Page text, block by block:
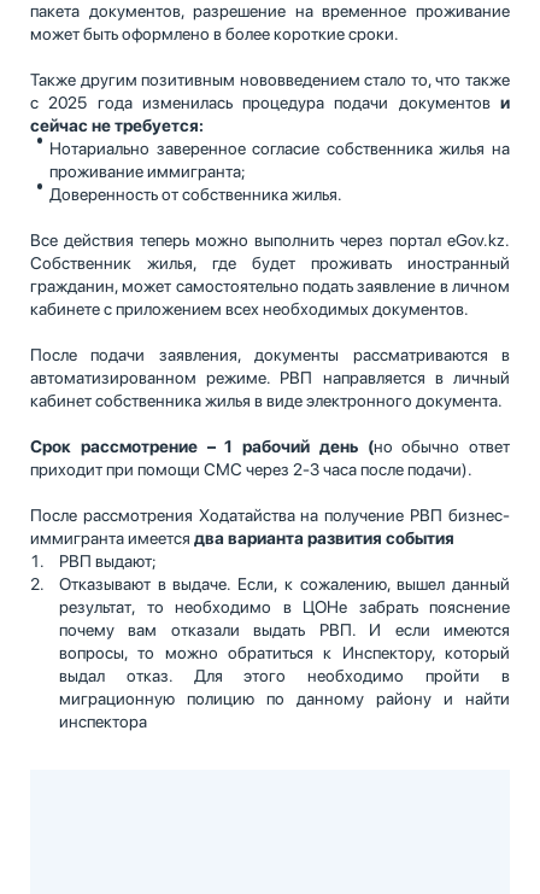
пакета документов, разрешение на временное проживание
может быть оформлено в более короткие сроки.
Также другим позитивным нововведением стало то, что также
с 2025 года изменилась процедура подачи документов и
сейчас не требуется:
Нотариально заверенное согласие собственника жилья на
проживание иммигранта;
Доверенность от собственника жилья.
Все действия теперь можно выполнить через портал eGov.kz.
Собственник жилья, где будет проживать иностранный
гражданин, может самостоятельно подать заявление в личном
кабинете с приложением всех необходимых документов.
После подачи заявления, документы рассматриваются в
автоматизированном режиме. РВП направляется в личный
кабинет собственника жилья в виде электронного документа.
Срок рассмотрение – 1 рабочий день (но обычно ответ
приходит при помощи СМС через 2-3 часа после подачи).
После рассмотрения Ходатайства на получение РВП бизнес-
иммигранта имеется два варианта развития события
РВП выдают;
Отказывают в выдаче. Если, к сожалению, вышел данный
результат, то необходимо в ЦОНе забрать пояснение
почему вам отказали выдать РВП. И если имеются
вопросы, то можно обратиться к Инспектору, который
выдал отказ. Для этого необходимо пройти в
миграционную полицию по данному району и найти
инспектора